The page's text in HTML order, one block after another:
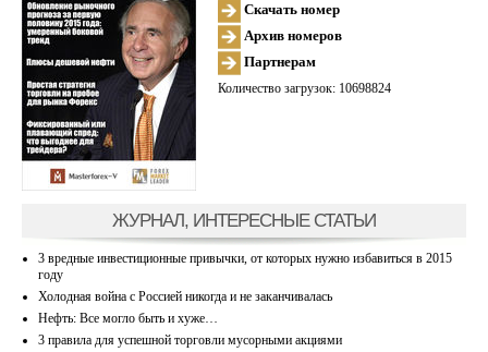
Скачать номер
Архив номеров
Партнерам
Количество загрузок: 10698824
ЖУРНАЛ, ИНТЕРЕСНЫЕ СТАТЬИ
3 вредные инвестиционные привычки, от которых нужно избавиться в 2015
году
Холодная война с Россией никогда и не заканчивалась
Нефть: Все могло быть и хуже…
3 правила для успешной торговли мусорными акциями